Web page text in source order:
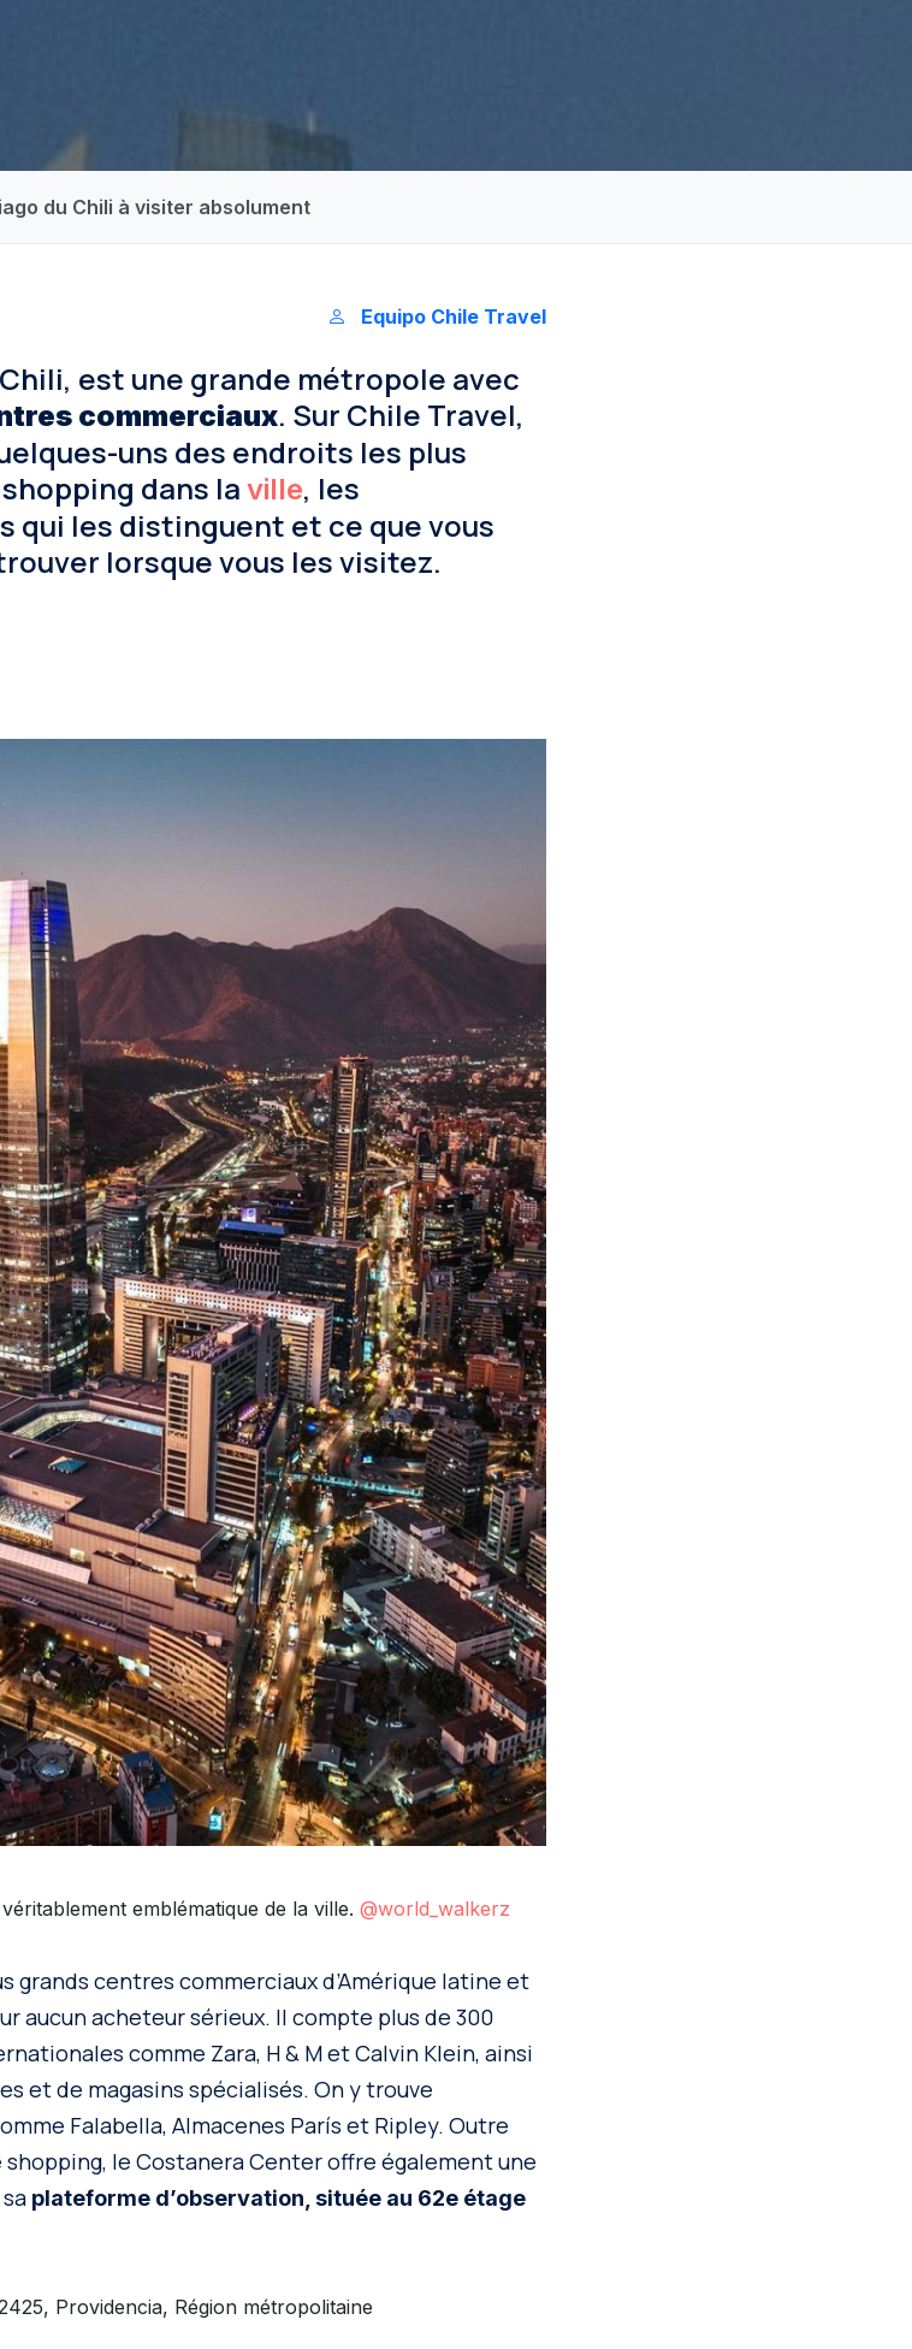
du Chili à visiter absolument
Equipo Chile Travel
est une grande métropole avec
commerciaux. Sur Chile Travel,
uns des endroits les plus
dans la ville, les
qui les distinguent et ce que vous
lorsque vous les visitez.
emblématique de la ville. @world_walkerz
grands centres commerciaux d’Amérique latine et
aucun acheteur sérieux. Il compte plus de 300
comme Zara, H & M et Calvin Klein, ainsi
et de magasins spécialisés. On y trouve
Falabella, Almacenes París et Ripley. Outre
le Costanera Center offre également une
plateforme d’observation, située au 62e étage
Providencia, Région métropolitaine